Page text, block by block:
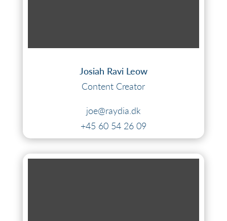
Josiah Ravi Leow
Content Creator
joe@raydia.dk
+45 60 54 26 09